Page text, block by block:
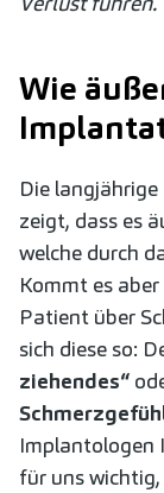
Wie
Die
zeigt, dass es
welche durch
Kommt es
Patient über
sich diese so:
ziehendes“
Implantologen
für uns wichtig,